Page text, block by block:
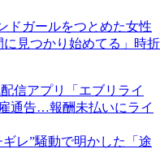
ドガールをつとめた女性
見つかり始めてる」時折
信アプリ「エブリライ
通告…報酬未払いにライ
レ”騒動で明かした「途